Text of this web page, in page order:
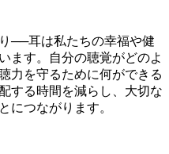
──耳は私たちの幸福や健
ます。自分の聴覚がどのよ
力を守るために何ができる
する時間を減らし、大切な
につながります。